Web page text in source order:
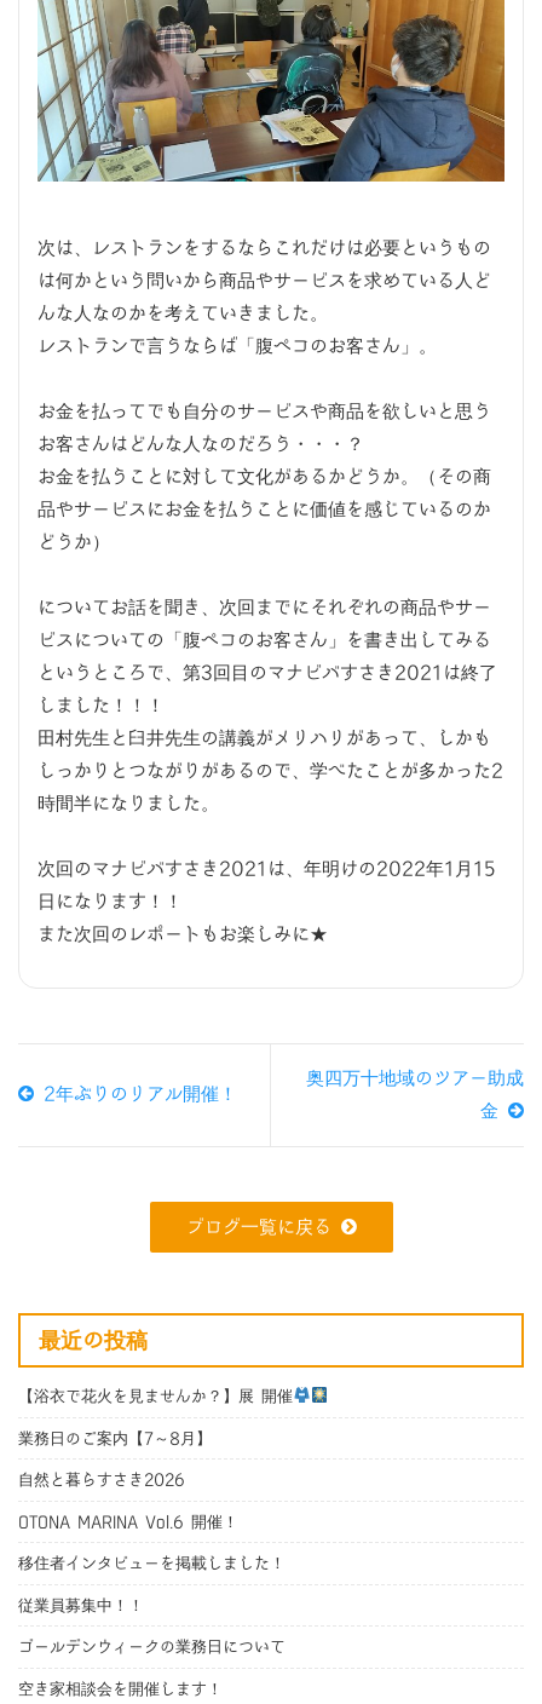
次は、レストランをするならこれだけは必要というもの
は何かという問いから商品やサービスを求めている人ど
んな人なのかを考えていきました。
レストランで言うならば「腹ペコのお客さん」。
お金を払ってでも自分のサービスや商品を欲しいと思う
お客さんはどんな人なのだろう・・・？
お金を払うことに対して文化があるかどうか。（その商
品やサービスにお金を払うことに価値を感じているのか
どうか）
についてお話を聞き、次回までにそれぞれの商品やサー
ビスについての「腹ペコのお客さん」を書き出してみる
というところで、第3回目のマナビバすさき2021は終了
しました！！！
田村先生と臼井先生の講義がメリハリがあって、しかも
しっかりとつながりがあるので、学べたことが多かった2
時間半になりました。
次回のマナビバすさき2021は、年明けの2022年1月15
日になります！！
また次回のレポートもお楽しみに★
2年ぶりのリアル開催！
奥四万十地域のツアー助成
金
ブログ一覧に戻る
最近の投稿
【浴衣で花火を見ませんか？】展 開催
業務日のご案内【7～8月】
自然と暮らすさき2026
OTONA MARINA Vol.6 開催！
移住者インタビューを掲載しました！
従業員募集中！！
ゴールデンウィークの業務日について
空き家相談会を開催します！